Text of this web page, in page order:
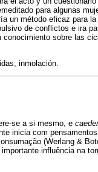
para algunas
un método eficaz para
de conflictos e ira
sobre las
inmolación.
se a si mesmo, e
inicia com
(Werlang &
influência na